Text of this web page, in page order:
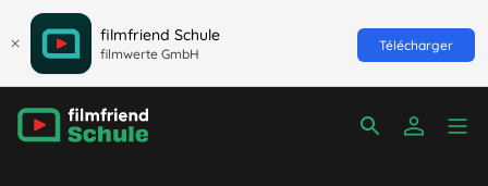
filmfriend Schule
filmwerte GmbH
Télécharger